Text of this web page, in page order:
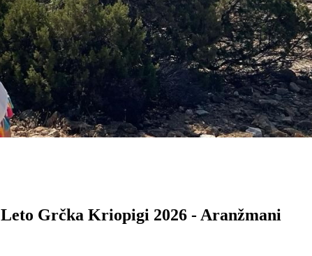
Leto Grčka Kriopigi 2026 - Aranžmani